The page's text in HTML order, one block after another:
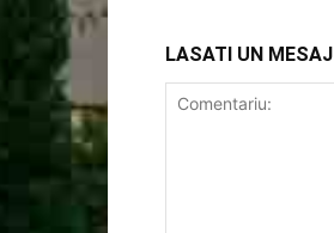
LASATI UN MESAJ